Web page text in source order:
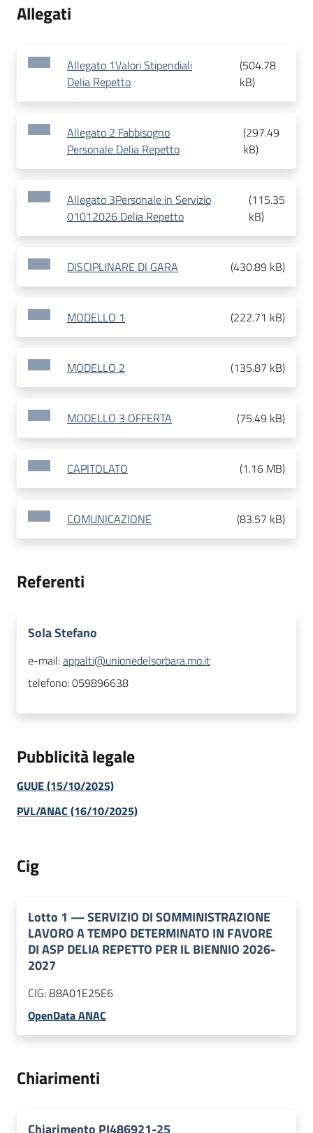
Allegati
Allegato 1Valori Stipendiali
Delia Repetto
(504.78
kB)
Allegato 2 Fabbisogno
Personale Delia Repetto
(297.49
kB)
Allegato 3Personale in Servizio
01012026 Delia Repetto
(115.35
kB)
DISCIPLINARE DI GARA (430.89 kB)
MODELLO 1 (222.71 kB)
MODELLO 2 (135.87 kB)
MODELLO 3 OFFERTA (75.49 kB)
CAPITOLATO (1.16 MB)
COMUNICAZIONE (83.57 kB)
Referenti
Sola Stefano
e-mail:appalti@unionedelsorbara.mo.it
telefono:059896638
Pubblicità legale
GUUE (15/10/2025)
PVL/ANAC (16/10/2025)
Cig
Lotto 1 —SERVIZIO DI SOMMINISTRAZIONE
LAVORO A TEMPO DETERMINATO IN FAVORE
DI ASP DELIA REPETTO PER IL BIENNIO 2026-
2027
CIG: B8A01E25E6
OpenData ANAC
Chiarimenti
Chiarimento PI486921-25